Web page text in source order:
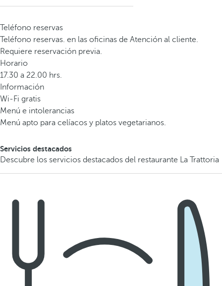
Teléfono reservas
Teléfono reservas. en las oficinas de Atención al cliente.
Requiere reservación previa.
Horario
17.30 a 22.00 hrs.
Información
Wi-Fi gratis
Menú e intolerancias
Menú apto para celíacos y platos vegetarianos.
Servicios destacados
Descubre los servicios destacados del restaurante La Trattoria